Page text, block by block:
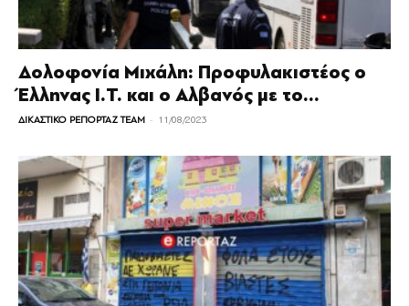
Δολοφονία Μιχάλη: Προφυλακιστέος ο
Έλληνας Ι.Τ. και ο Αλβανός με το...
ΔΙΚΑΣΤΙΚΟ ΡΕΠΟΡΤΑΖ TEAM - 11/08/2023